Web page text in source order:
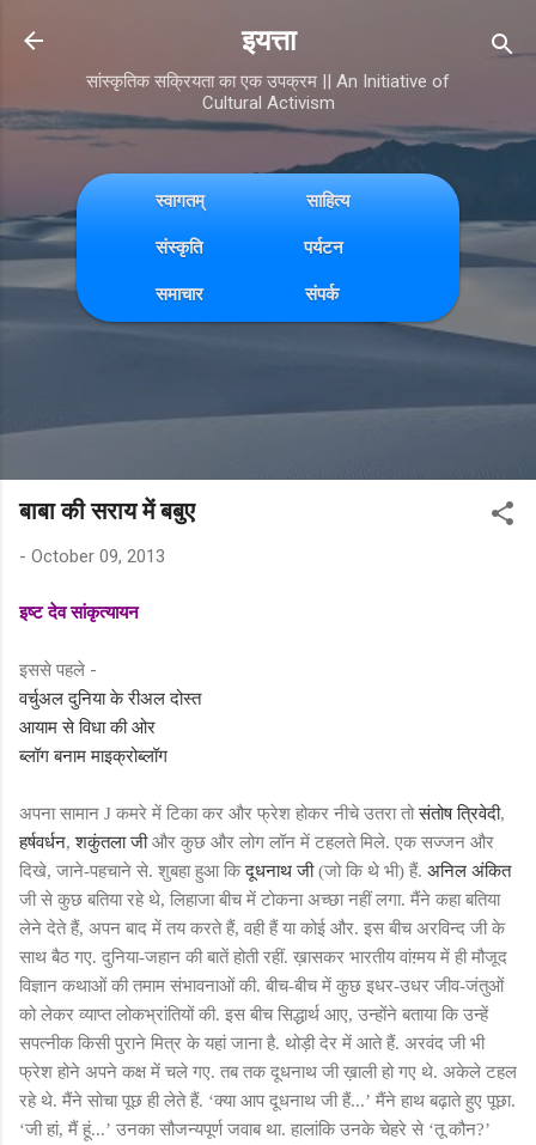
Skip to main content
इयत्ता
सांस्कृतिक सक्रियता का एक उपक्रम || An Initiative of
Cultural Activism
स्वागतम् साहित्य
संस्कृति पर्यटन
समाचार संपर्क
बाबा की सराय में बबुए
- October 09, 2013
इष्ट देव सांकृत्यायन
इससे पहले -
वर्चुअल दुनिया के रीअल दोस्त
आयाम से विधा की ओर
ब्लॉग बनाम माइक्रोब्लॉग
अपना सामान J कमरे में टिका कर और फ्रेश होकर नीचे उतरा तोसंतोष त्रिवेदी,
हर्षवर्धन,शकुंतला जीऔर कुछ और लोग लॉन में टहलते मिले. एक सज्जन और
दिखे, जाने-पहचाने से. शुबहा हुआ किदूधनाथ जी(जो कि थे भी) हैं. अनिल अंकित
जी से कुछ बतिया रहे थे, लिहाजा बीच में टोकना अच्छा नहीं लगा. मैंने कहा बतिया
लेने देते हैं, अपन बाद में तय करते हैं, वही हैं या कोई और. इस बीच अरविन्द जी के
साथ बैठ गए. दुनिया-जहान की बातें होती रहीं. ख़ासकर भारतीय वांग़्मय में ही मौजूद
विज्ञान कथाओं की तमाम संभावनाओं की. बीच-बीच में कुछ इधर-उधर जीव-जंतुओं
को लेकर व्याप्त लोकभ्रांतियों की. इस बीच सिद्धार्थ आए, उन्होंने बताया कि उन्हें
सपत्नीक किसी पुराने मित्र के यहां जाना है. थोड़ी देर में आते हैं. अरवंद जी भी
फ्रेश होने अपने कक्ष में चले गए. तब तक दूधनाथ जी ख़ाली हो गए थे. अकेले टहल
रहे थे. मैंने सोचा पूछ ही लेते हैं. ‘क्या आप दूधनाथ जी हैं...’ मैंने हाथ बढ़ाते हुए पूछा.
‘जी हां, मैं हूं...’ उनका सौजन्यपूर्ण जवाब था. हालांकि उनके चेहरे से ‘तू कौन?’